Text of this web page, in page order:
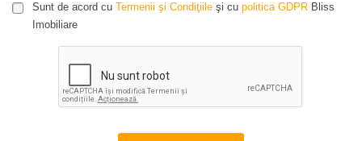
Sunt de acord cu Termenii şi Condiţiile şi cu politica GDPR Bliss
Imobiliare